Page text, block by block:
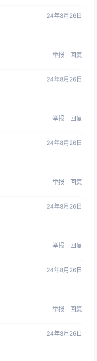
24年8月26日
举报 回复
24年8月26日
举报 回复
24年8月26日
举报 回复
24年8月26日
举报 回复
24年8月26日
举报 回复
24年8月26日